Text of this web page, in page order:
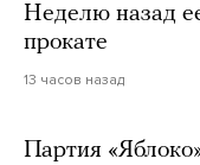
Неделю назад
прокате
13 часов назад
Партия